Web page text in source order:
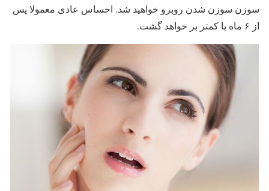
سوزن سوزن شدن روبرو خواهید شد. احساس عادی معمولا پس
از ۶ ماه یا کمتر بر خواهد گشت.